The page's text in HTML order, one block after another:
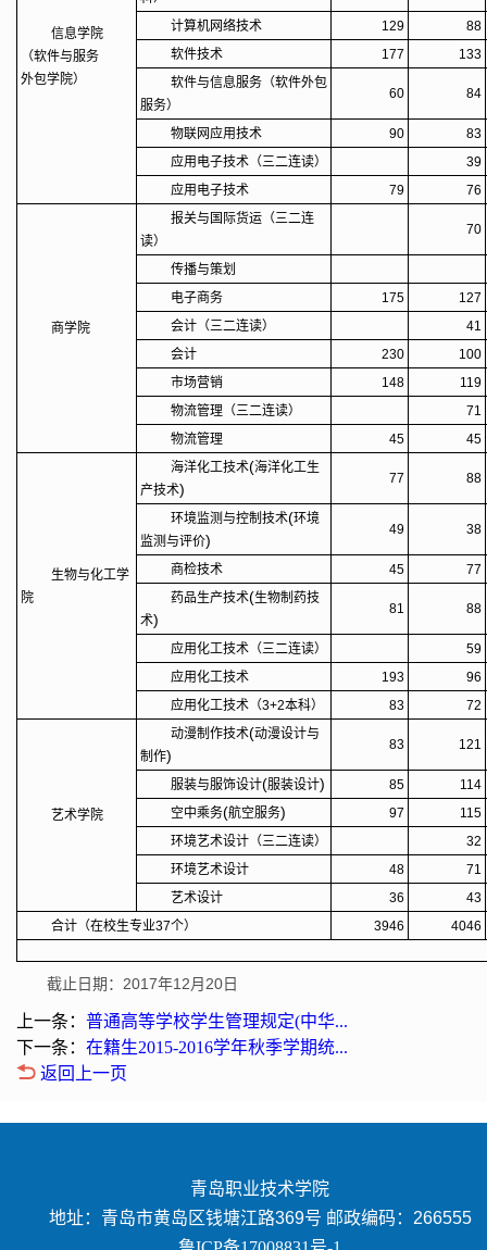
信息学院
（软件与服务
外包学院）
计算机网络技术 129
88
软件技术
177
133
软件与信息服务（软件外包
服务）
60 84
物联网应用技术 90
83
应用电子技术（三二连读）
39
应用电子技术
79 76
商学院
报关与国际货运（三二连
读）
70
传播与策划
电子商务
175
127
会计（三二连读）
41
会计
230
100
市场营销
148
119
物流管理（三二连读）
71
物流管理
45 45
生物与化工学
院
海洋化工技术(海洋化工生
产技术)
77 88
环境监测与控制技术(环境
监测与评价)
49 38
商检技术 45
77
药品生产技术(生物制药技
术)
81 88
应用化工技术（三二连读）
59
应用化工技术
193
96
应用化工技术（3+2本科）
83 72
艺术学院
动漫制作技术(动漫设计与
制作)
83 121
服装与服饰设计(服装设计) 85
114
空中乘务(航空服务) 97
115
环境艺术设计（三二连读）
32
环境艺术设计
48
71
艺术设计
36
43
合计（在校生专业37个）
3946 4046
截止日期：2017年12月20日
上一条： 普通高等学校学生管理规定(中华...
下一条： 在籍生2015-2016学年秋季学期统...
返回上一页
青岛职业技术学院
地址：青岛市黄岛区钱塘江路369号 邮政编码：266555